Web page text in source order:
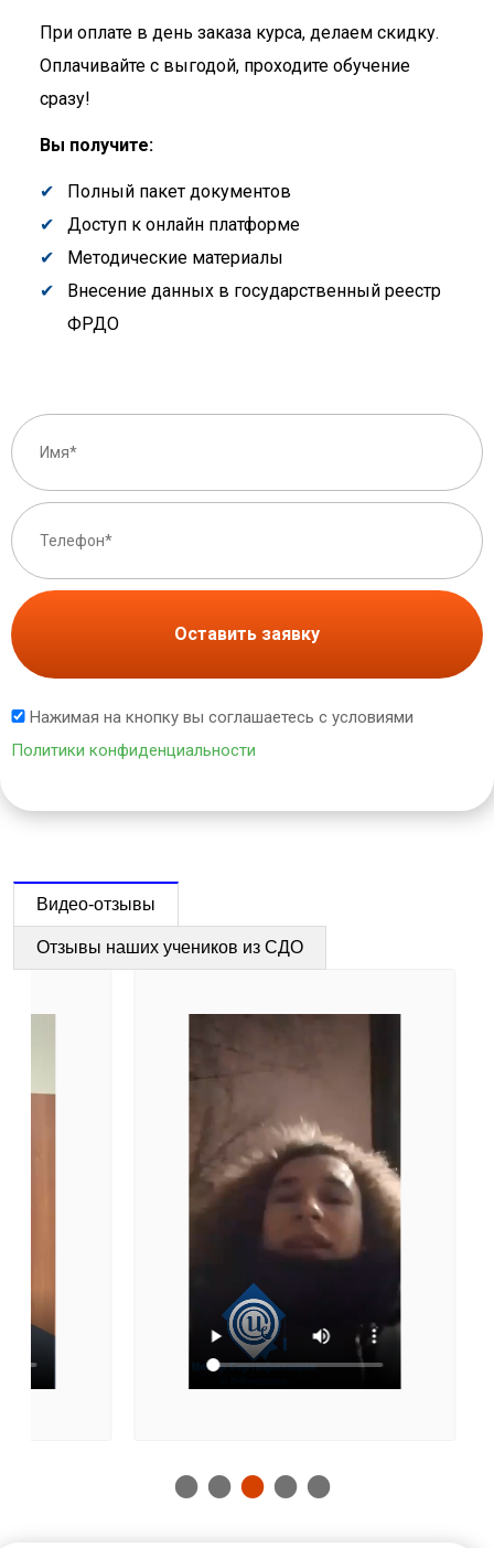
При оплате в день заказа курса, делаем скидку.
Оплачивайте с выгодой, проходите обучение
сразу!
Вы получите:
Полный пакет документов
Доступ к онлайн платформе
Методические материалы
Внесение данных в государственный реестр
ФРДО
Оставить заявку
Нажимая на кнопку вы соглашаетесь с условиями
Политики конфиденциальности
Видео-отзывы
Отзывы наших учеников из СДО